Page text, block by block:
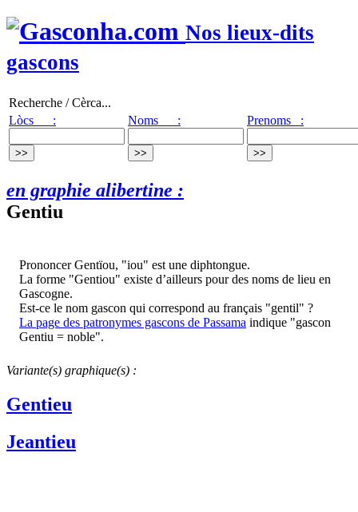
Nos lieux-dits
gascons
Recherche / Cèrca...
Lòcs :
Noms : Prenoms :
en graphie alibertine :
Gentiu
Prononcer Gentïou, "iou" est une diphtongue.
La forme "Gentiou" existe d’ailleurs pour des noms de lieu en
Gascogne.
Est-ce le nom gascon qui correspond au français "gentil" ?
La page des patronymes gascons de Passama indique "gascon
Gentiu = noble".
Variante(s) graphique(s) :
Gentieu
Jeantieu